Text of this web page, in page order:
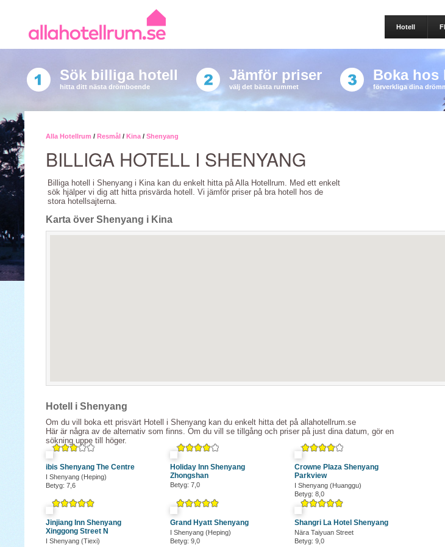
Hotell
Sök billiga hotell
hitta ditt nästa drömboende
Jämför priser
välj det bästa rummet
Boka hos
förverkliga dina
Alla Hotellrum / Resmål / Kina / Shenyang
BILLIGA HOTELL I SHENYANG
Billiga hotell i Shenyang i Kina kan du enkelt hitta på Alla Hotellrum. Med ett enkelt
sök hjälper vi dig att hitta prisvärda hotell. Vi jämför priser på bra hotell hos de
stora hotellsajterna.
Karta över Shenyang i Kina
Hotell i Shenyang
Om du vill boka ett prisvärt Hotell i Shenyang kan du enkelt hitta det på allahotellrum.se
Här är några av de alternativ som finns. Om du vill se tillgång och priser på just dina datum, gör en
sökning uppe till höger.
ibis Shenyang The Centre
I Shenyang (Heping)
Betyg: 7,6
Holiday Inn Shenyang
Zhongshan
Betyg: 7,0
Crowne Plaza Shenyang
Parkview
I Shenyang (Huanggu)
Betyg: 8,0
Jinjiang Inn Shenyang
Xinggong Street N
I Shenyang (Tiexi)
Grand Hyatt Shenyang
I Shenyang (Heping)
Betyg: 9,0
Shangri La Hotel Shenyang
Nära Taiyuan Street
Betyg: 9,0